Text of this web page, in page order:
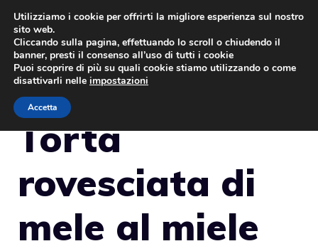
Vai
contenuto
Torta
rovesciata di
mele al miele
Utilizziamo i cookie per offrirti la migliore esperienza sul nostro
sito web.
Cliccando sulla pagina, effettuando lo scroll o chiudendo il
banner, presti il consenso all’uso di tutti i cookie
Puoi scoprire di più su quali cookie stiamo utilizzando o come
disattivarli nelle impostazioni
Accetta